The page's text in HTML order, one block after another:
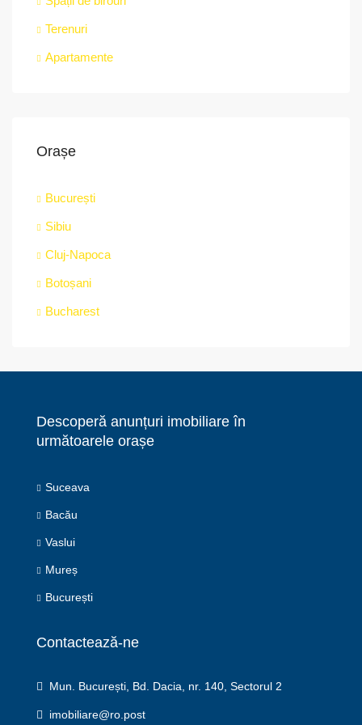
Terenuri
Apartamente
Orașe
București
Sibiu
Cluj-Napoca
Botoșani
Bucharest
Descoperă anunțuri imobiliare în
următoarele orașe
Suceava
Bacău
Vaslui
Mureș
București
Contactează-ne
Mun. București, Bd. Dacia, nr. 140, Sectorul 2
imobiliare@ro.post